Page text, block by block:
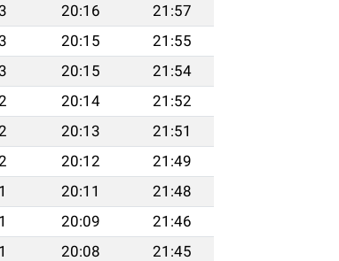
20:16
21:57
20:15
21:55
20:15
21:54
20:14
21:52
20:13
21:51
20:12
21:49
20:11
21:48
20:09
21:46
20:08
21:45